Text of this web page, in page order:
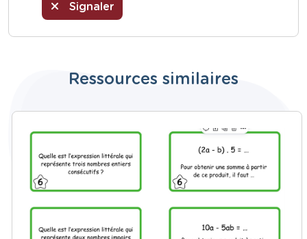
Signaler
Ressources similaires